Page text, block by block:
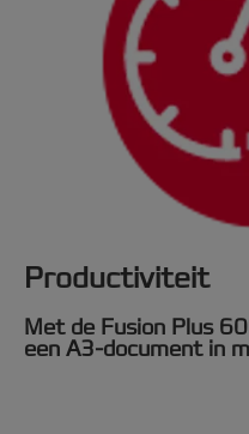
Productiviteit
Met de Fusion Plus
een A3-document in